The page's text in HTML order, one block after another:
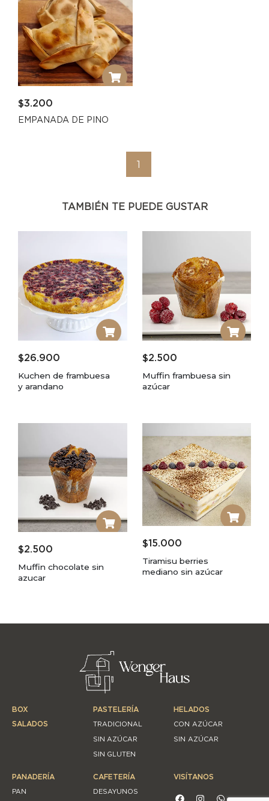
$3.200
EMPANADA DE PINO
1
TAMBIÉN TE PUEDE GUSTAR
$26.900
Kuchen de frambuesa
y arandano
$2.500
Muffin frambuesa sin
azúcar
$2.500
Muffin chocolate sin
azucar
$15.000
Tiramisu berries
mediano sin azúcar
BOX
SALADOS
PASTELERÍA
TRADICIONAL
SIN AZÚCAR
SIN GLUTEN
HELADOS
CON AZÚCAR
SIN AZÚCAR
PANADERÍA
PAN
CAFETERÍA
DESAYUNOS
VISÍTANOS